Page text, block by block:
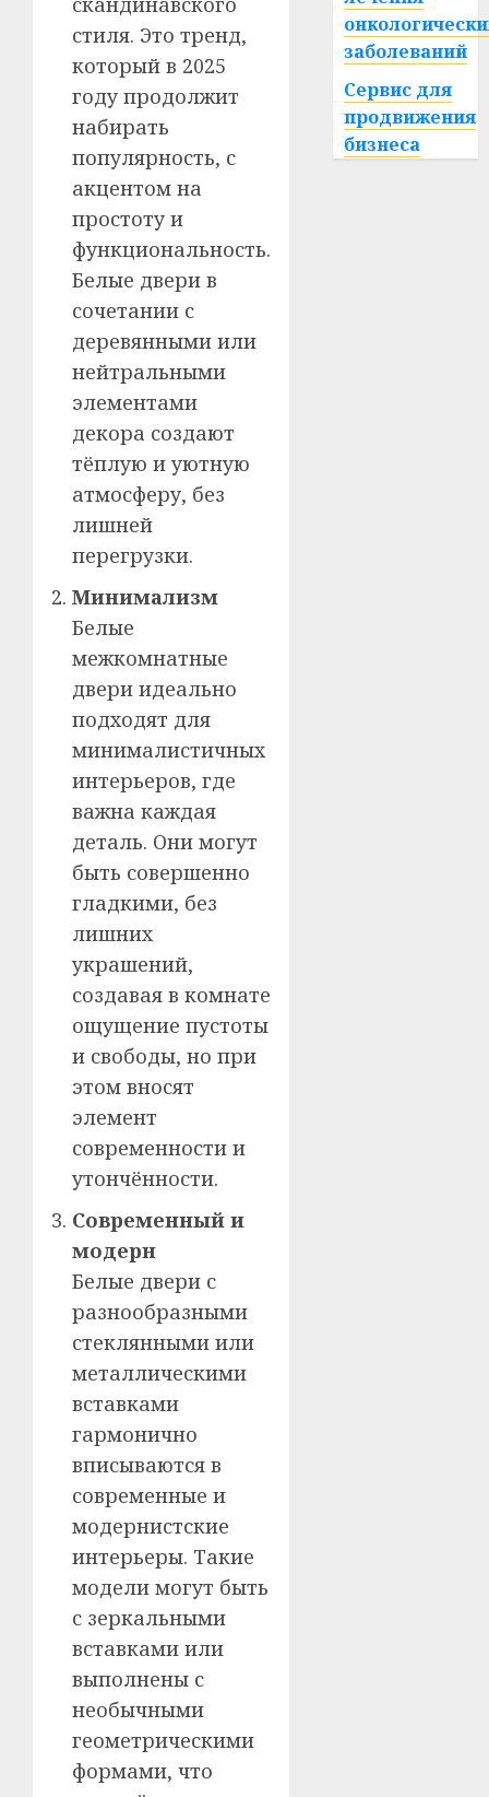
стиля. Это тренд,
который в 2025
году продолжит
набирать
популярность, с
акцентом на
простоту и
функциональность.
Белые двери в
сочетании с
деревянными или
нейтральными
элементами
декора создают
тёплую и уютную
атмосферу, без
лишней
перегрузки.
Минимализм
Белые
межкомнатные
двери идеально
подходят для
минималистичных
интерьеров, где
важна каждая
деталь. Они могут
быть совершенно
гладкими, без
лишних
украшений,
создавая в комнате
ощущение пустоты
и свободы, но при
этом вносят
элемент
современности и
утончённости.
Современный и
модерн
Белые двери с
разнообразными
стеклянными или
металлическими
вставками
гармонично
вписываются в
современные и
модернистские
интерьеры. Такие
модели могут быть
с зеркальными
вставками или
выполнены с
необычными
геометрическими
формами, что
заболеваний
Сервис для
продвижения
бизнеса